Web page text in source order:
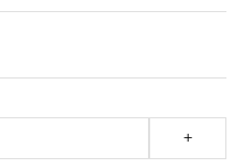
+